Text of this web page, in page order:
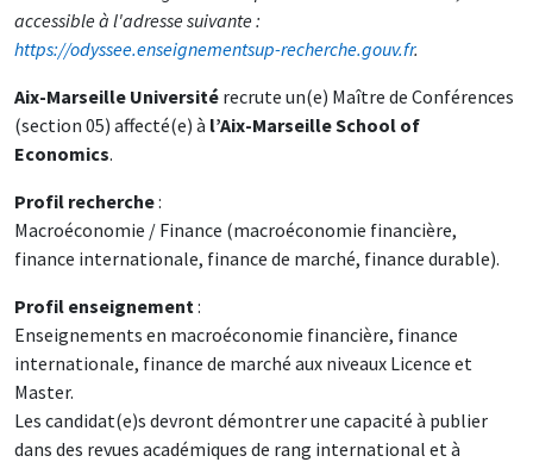
accessible à l'adresse suivante :
https://odyssee.enseignementsup-recherche.gouv.fr.
Aix-Marseille Université recrute un(e) Maître de Conférences
(section 05) affecté(e) à l’Aix-Marseille School of
Economics.
Profil recherche:
Macroéconomie / Finance (macroéconomie financière,
finance internationale, finance de marché, finance durable).
Profil enseignement :
Enseignements en macroéconomie financière, finance
internationale, finance de marché aux niveaux Licence et
Master.
Les candidat(e)s devront démontrer une capacité à publier
dans des revues académiques de rang international et à